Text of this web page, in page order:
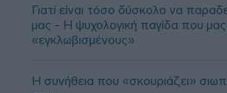
Γιατί είναι τόσο δύσκολο να
μας - Η ψυχολογική παγίδα που μας
«εγκλωβισμένους»
Η συνήθεια που «σκουριάζει»